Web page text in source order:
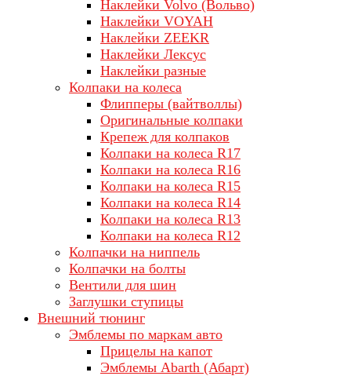
Наклейки Volvo (Вольво)
Наклейки VOYAH
Наклейки ZEEKR
Наклейки Лексус
Наклейки разные
Колпаки на колеса
Флипперы (вайтволлы)
Оригинальные колпаки
Крепеж для колпаков
Колпаки на колеса R17
Колпаки на колеса R16
Колпаки на колеса R15
Колпаки на колеса R14
Колпаки на колеса R13
Колпаки на колеса R12
Колпачки на ниппель
Колпачки на болты
Вентили для шин
Заглушки ступицы
Внешний тюнинг
Эмблемы по маркам авто
Прицелы на капот
Эмблемы Abarth (Абарт)